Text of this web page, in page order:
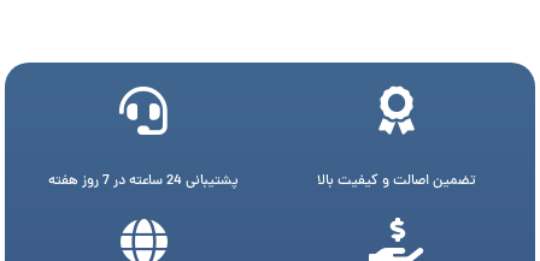
تضمین اصالت و کیفیت بالا پشتیبانی 24 ساعته در 7 روز هفته